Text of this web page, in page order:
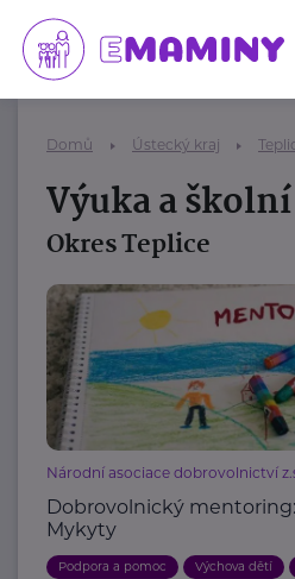
Domů Ústecký kraj
Výuka a
Okres Teplice
Národní asociace dobrovolnictví
Dobrovolnický
Mykyty
Podpora a pomoc Výchova dětí